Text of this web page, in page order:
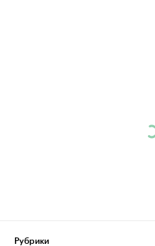
Рубрики